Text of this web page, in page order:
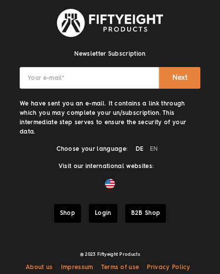
Newsletter Subscription
Your e-mail* Next
We have sent you an e-mail. It contains a link through
which you may complete your un/subscription. This
intermediate step serves to ensure the security of your
data.
Choose your language: DE EN
Visit our international websites:
Shop Login B2B Shop
@ 2023 Fiftyeight Products
About us Impressum Terms of use Privacy Policy